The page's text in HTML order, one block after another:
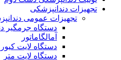
تجهیزات دندانپزشکی
تجهیزات عمومی
دستگاه جرمگیر
آمالگاماتور
دستگاه لایت کیور
دستگاه لایت متر